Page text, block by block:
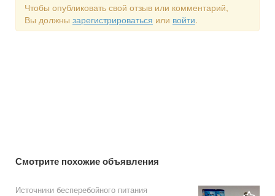
Чтобы опубликовать свой отзыв или комментарий,
Вы должны зарегистрироваться или войти.
Смотрите похожие объявления
Источники бесперебойного питания